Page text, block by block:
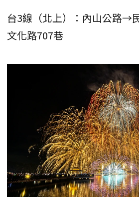
台3線（北上）：內山公路
文化路707巷